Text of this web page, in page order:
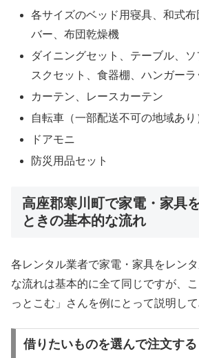
各サイズのベッド用寝具、和式
バー、布団乾燥機
ダイニングセット、テーブル、
スクセット、食器棚、ハンガー
カーテン、レースカーテン
自転車（一部配送不可の地域あり
ドアモニ
防災用品セット
高座郡寒川町で家電・家具
ときの基本的な流れ
各レンタル業者で家電・家具をレン
な流れは基本的に全て同じですが、
っとこむ」さんを例にとって説明して
借りたいものを選んで注文する